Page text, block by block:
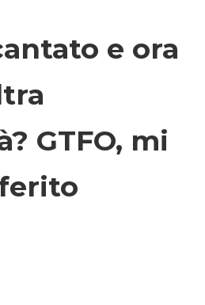
e ora
GTFO, mi